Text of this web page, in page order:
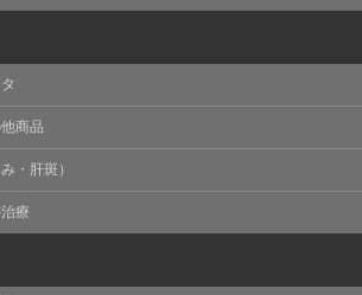
に応じて、改定される場合がありま
って効力を生じるものとします。
商品
・肝斑）
療